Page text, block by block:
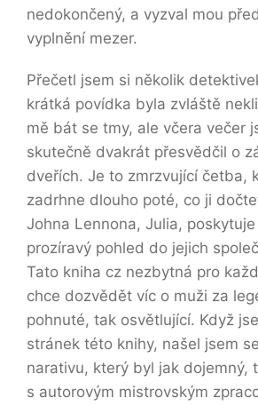
nedokončený, a vyzval mou
vyplnění mezer.
Přečetl jsem si několik
krátká povídka byla zvláště
mě bát se tmy, ale včera večer
skutečně dvakrát přesvědčil o
dveřích. Je to zmrzvující četba,
zadrhne dlouho poté, co ji
Johna Lennona, Julia,
prozíravý pohled do jejich
Tato kniha cz nezbytná pro
chce dozvědět víc o muži za
pohnuté, tak osvětlující. Když
stránek této knihy, našel jsem
narativu, který byl jak dojemný,
s autorovým mistrovským